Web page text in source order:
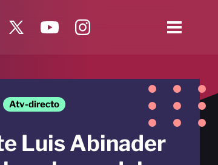
Atv-directo
Luis Abinader